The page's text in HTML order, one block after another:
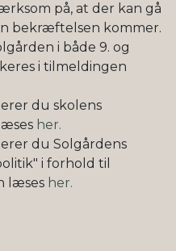
på, at der kan gå
bekræftelsen kommer.
i både 9. og
i tilmeldingen
du skolens
her.
du Solgårdens
i forhold til
læses her.